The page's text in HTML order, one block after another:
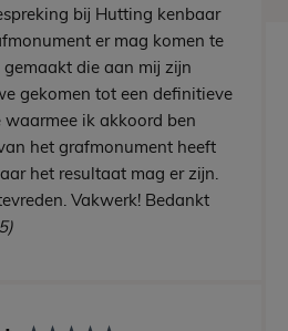
bij Hutting kenbaar
er mag komen te
gemaakt die aan mij zijn
gekomen tot een definitieve
waarmee ik akkoord ben
het grafmonument heeft
het resultaat mag er zijn.
Vakwerk! Bedankt